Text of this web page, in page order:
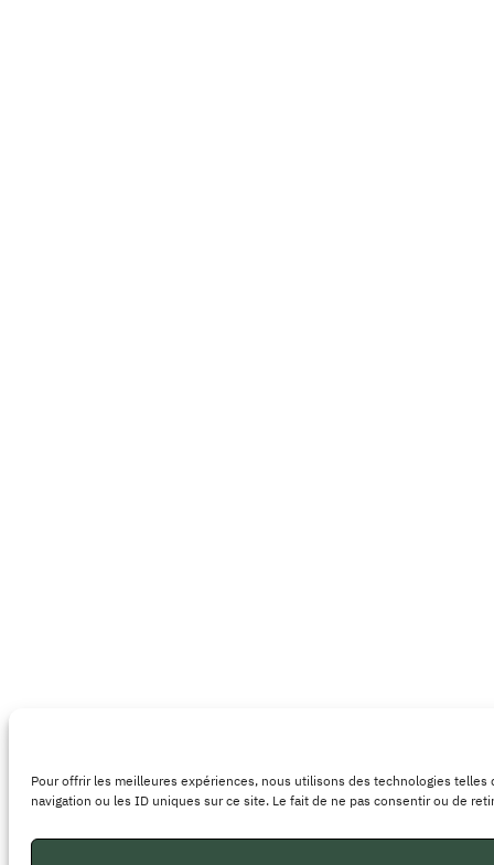
Pour offrir les meilleures expériences, nous utilisons des technologies
navigation ou les ID uniques sur ce site. Le fait de ne pas consentir ou de